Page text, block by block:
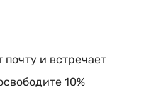
и встречает
10%